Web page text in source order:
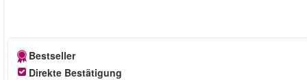
Bestseller
Direkte Bestätigung